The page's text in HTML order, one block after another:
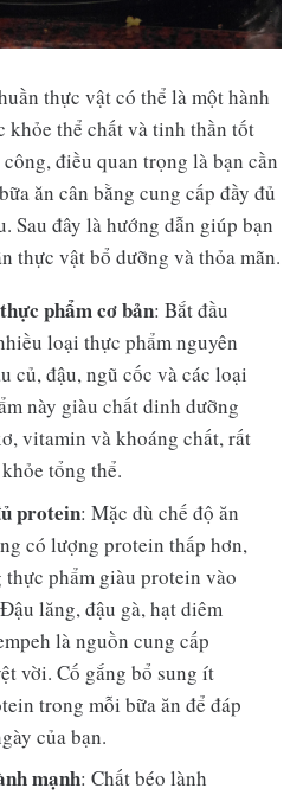
thực vật có thể là một hành
thể chất và tinh thần tốt
điều quan trọng là bạn cần
ăn cân bằng cung cấp đầy đủ
Sau đây là hướng dẫn giúp bạn
thực vật bổ dưỡng và thỏa mãn.
phẩm cơ bản: Bắt đầu
loại thực phẩm nguyên
củ, đậu, ngũ cốc và các loại
này giàu chất dinh dưỡng
vitamin và khoáng chất, rất
tổng thể.
protein: Mặc dù chế độ ăn
có lượng protein thấp hơn,
phẩm giàu protein vào
lăng, đậu gà, hạt diêm
là nguồn cung cấp
vời. Cố gắng bổ sung ít
trong mỗi bữa ăn để đáp
của bạn.
mạnh: Chất béo lành